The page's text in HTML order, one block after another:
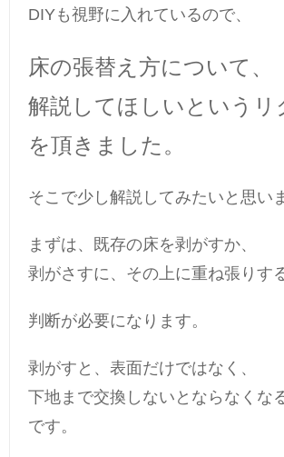
DIYも視野に入れているので、
床の張替え方について、
解説してほしいというリ
を頂きました。
そこで少し解説してみたいと思い
まずは、既存の床を剥がすか、
剥がさすに、その上に重ね張りす
判断が必要になります。
剥がすと、表面だけではなく、
下地まで交換しないとならなくな
です。